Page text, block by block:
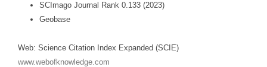
SCImago Journal Rank 0.133 (2023)
Geobase
Web: Science Citation Index Expanded (SCIE)
www.webofknowledge.com